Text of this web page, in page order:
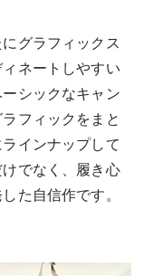
グラフィックス
ネートしやすい
シックなキャン
フィックをまと
インナップして
でなく、履き心
た自信作です。